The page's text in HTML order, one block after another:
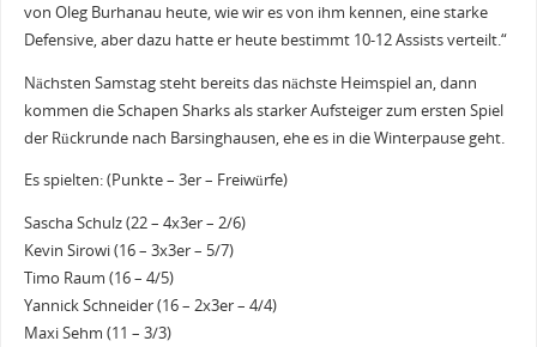
von Oleg Burhanau heute, wie wir es von ihm kennen, eine starke
Defensive, aber dazu hatte er heute bestimmt 10-12 Assists verteilt.“
Nächsten Samstag steht bereits das nächste Heimspiel an, dann
kommen die Schapen Sharks als starker Aufsteiger zum ersten Spiel
der Rückrunde nach Barsinghausen, ehe es in die Winterpause geht.
Es spielten: (Punkte – 3er – Freiwürfe)
Sascha Schulz (22 – 4x3er – 2/6)
Kevin Sirowi (16 – 3x3er – 5/7)
Timo Raum (16 – 4/5)
Yannick Schneider (16 – 2x3er – 4/4)
Maxi Sehm (11 – 3/3)